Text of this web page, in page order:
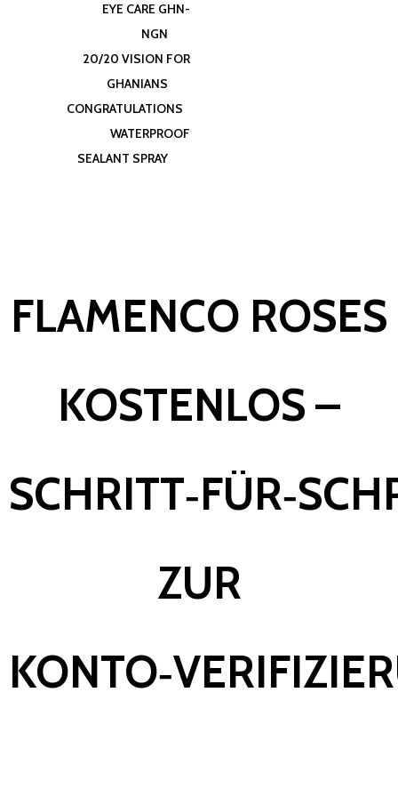
EYE CARE GHN-
NGN
20/20 VISION FOR
GHANIANS
CONGRATULATIONS
WATERPROOF
SEALANT SPRAY
FLAMENCO ROSES
KOSTENLOS –
ZUR